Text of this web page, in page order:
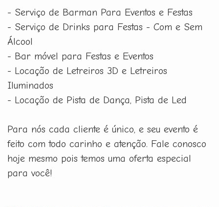
- Serviço de Barman Para Eventos e Festas
- Serviço de Drinks para Festas - Com e Sem
Álcool
- Bar móvel para Festas e Eventos
- Locação de Letreiros 3D e Letreiros
Iluminados
- Locação de Pista de Dança, Pista de Led
Para nós cada cliente é único, e seu evento é
feito com todo carinho e atenção. Fale conosco
hoje mesmo pois temos uma oferta especial
para você!